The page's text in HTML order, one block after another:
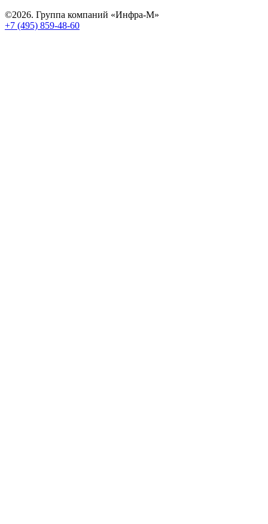
©2026. Группа компаний «Инфра-М»
+7 (495) 859-48-60